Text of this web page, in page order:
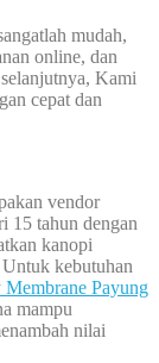
mudah,
online, dan
Kami
cepat dan
vendor
15 tahun dengan
kanopi
kebutuhan
Membrane Payung
mampu
nilai